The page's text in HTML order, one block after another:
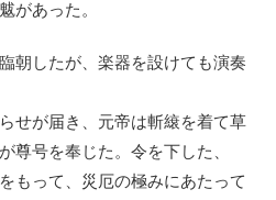
があった。
朝したが、楽器を設けても演奏
せが届き、元帝は斬縗を着て草
尊号を奉じた。令を下した、
もって、災厄の極みにあたって